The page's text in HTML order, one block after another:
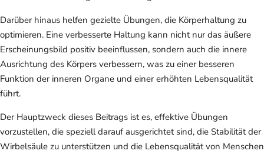
Darüber hinaus helfen gezielte Übungen, die Körperhaltung zu
optimieren. Eine verbesserte Haltung kann nicht nur das äußere
Erscheinungsbild positiv beeinflussen, sondern auch die innere
Ausrichtung des Körpers verbessern, was zu einer besseren
Funktion der inneren Organe und einer erhöhten Lebensqualität
führt.
Der Hauptzweck dieses Beitrags ist es, effektive Übungen
vorzustellen, die speziell darauf ausgerichtet sind, die Stabilität der
Wirbelsäule zu unterstützen und die Lebensqualität von Menschen